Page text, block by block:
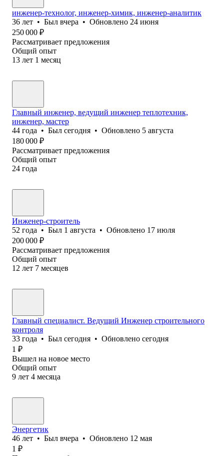
инженер-технолог, инженер-химик, инженер-аналитик
36 лет • Был вчера • Обновлено 24 июня
250 000 ₽
Рассматривает предложения
Общий опыт
13 лет 1 месяц
Главный инженер, ведущий инженер теплотехник,
инженер, мастер
44 года • Был сегодня • Обновлено 5 августа
180 000 ₽
Рассматривает предложения
Общий опыт
24 года
Инженер-строитель
52 года • Был 1 августа • Обновлено 17 июля
200 000 ₽
Рассматривает предложения
Общий опыт
12 лет 7 месяцев
Главный специалист. Ведущий Инженер строительного
контроля
33 года • Был сегодня • Обновлено сегодня
1 ₽
Вышел на новое место
Общий опыт
9 лет 4 месяца
Энергетик
46 лет • Был вчера • Обновлено 12 мая
1 ₽